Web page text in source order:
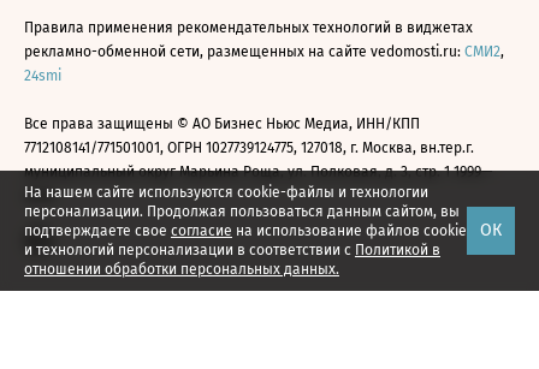
На нашем сайте используются cookie-файлы и технологии
персонализации. Продолжая пользоваться данным сайтом, вы
подтверждаете свое согласие на использование файлов cookie
и технологий персонализации в соответствии с Политикой в
отношении обработки персональных данных.
ОК
Правила применения рекомендательных технологий в виджетах
рекламно-обменной сети, размещенных на сайте vedomosti.ru: СМИ2,
24smi
Все права защищены © АО Бизнес Ньюс Медиа, ИНН/КПП
7712108141/771501001, ОГРН 1027739124775, 127018, г. Москва, вн.тер.г.
муниципальный округ Марьина Роща, ул. Полковая, д. 3, стр. 1 1999—
2026